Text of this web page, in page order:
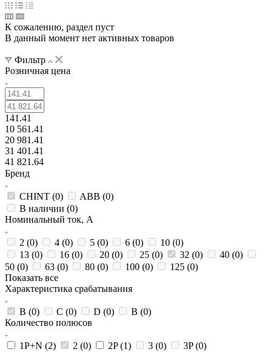
К сожалению, раздел пуст
В данный момент нет активных товаров
Фильтр
Розничная цена
141.41
10 561.41
20 981.41
31 401.41
41 821.64
Бренд
CHINT (0) ABB (0)
В наличии (0)
Номинальный ток, А
2 (0) 4 (0) 5 (0) 6 (0) 10 (0)
13 (0) 16 (0) 20 (0) 25 (0) 32 (0) 40 (0)
50 (0) 63 (0) 80 (0) 100 (0) 125 (0)
Показать все
Характеристика срабатывания
B (0) C (0) D (0) В (0)
Количество полюсов
1P+N (2) 2 (0) 2P (1) 3 (0) 3P (0)